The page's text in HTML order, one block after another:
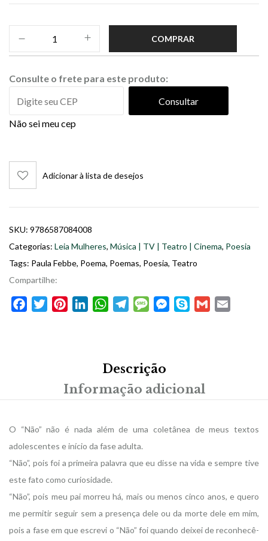
COMPRAR
Consulte o frete para este produto:
Consultar
Não sei meu cep
Adicionar à lista de desejos
SKU: 9786587084008
Categorias: Leia Mulheres, Música | TV | Teatro | Cinema, Poesia
Tags: Paula Febbe, Poema, Poemas, Poesia, Teatro
Compartilhe:
FacebookTwitterPinterestLinkedInWhatsAppTelegramMessageMessenger
Skype Gmail
Descrição
Informação adicional
O “Não” não é nada além de uma coletânea de meus textos
adolescentes e início da fase adulta.
“Não”, pois foi a primeira palavra que eu disse na vida e sempre tive
este fato como curiosidade.
“Não”, pois meu pai morreu há, mais ou menos cinco anos, e quero
me permitir seguir sem a presença dele ou da morte dele em mim,
pois a fase em que escrevi o “Não” foi quando deixei de reconhecê-